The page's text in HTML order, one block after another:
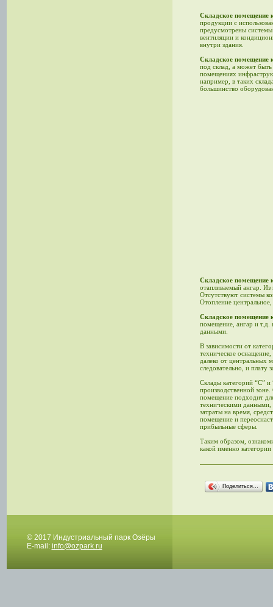
Складское помещение
продукции с
предусмотрены
вентиляции и
внутри здания.
Складское помещение
под склад, а может быть
помещениях
например, в таких
большинство
Складское помещение
отапливаемый ангар.
Отсутствуют системы
Отопление
Складское помещение
помещение, ангар и т.д.
данными.
В зависимости от
техническое
далеко от
следовательно, и плату
Склады категорий “C”
производственной
помещение подходит
техническими данными,
затраты на время,
помещение и
прибыльные сферы.
Таким образом,
какой именно
Поделиться…
© 2017 Индустриальный парк Озёры
E-mail: info@ozpark.ru